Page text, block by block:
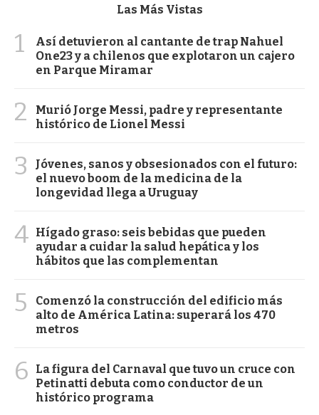
Las Más Vistas
1
Así detuvieron al cantante de trap Nahuel
One23 y a chilenos que explotaron un cajero
en Parque Miramar
2
Murió Jorge Messi, padre y representante
histórico de Lionel Messi
3
Jóvenes, sanos y obsesionados con el futuro:
el nuevo boom de la medicina de la
longevidad llega a Uruguay
4 Hígado graso: seis bebidas que pueden
ayudar a cuidar la salud hepática y los
hábitos que las complementan
5
Comenzó la construcción del edificio más
alto de América Latina: superará los 470
metros
6
La figura del Carnaval que tuvo un cruce con
Petinatti debuta como conductor de un
histórico programa